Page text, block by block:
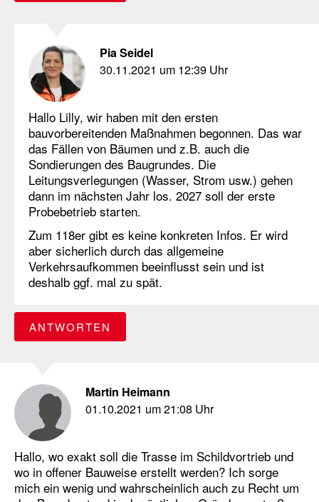
Pia Seidel
30.11.2021 um 12:39 Uhr
Hallo Lilly, wir haben mit den ersten
bauvorbereitenden Maßnahmen begonnen. Das war
das Fällen von Bäumen und z.B. auch die
Sondierungen des Baugrundes. Die
Leitungsverlegungen (Wasser, Strom usw.) gehen
dann im nächsten Jahr los. 2027 soll der erste
Probebetrieb starten.
Zum 118er gibt es keine konkreten Infos. Er wird
aber sicherlich durch das allgemeine
Verkehrsaufkommen beeinflusst sein und ist
deshalb ggf. mal zu spät.
ANTWORTEN
Martin Heimann
01.10.2021 um 21:08 Uhr
Hallo, wo exakt soll die Trasse im Schildvortrieb und
wo in offener Bauweise erstellt werden? Ich sorge
mich ein wenig und wahrscheinlich auch zu Recht um